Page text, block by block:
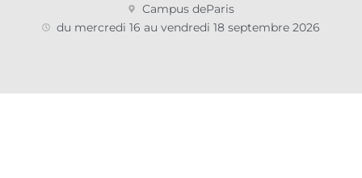
Campus deParis
du mercredi 16 au vendredi 18 septembre 2026